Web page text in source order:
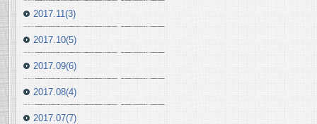
2017.11(3)
2017.10(5)
2017.09(6)
2017.08(4)
2017.07(7)